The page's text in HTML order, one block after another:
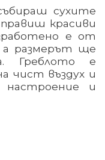
сухите
красиви
е от
а размерът ще
Греблото е
чист въздух и
и